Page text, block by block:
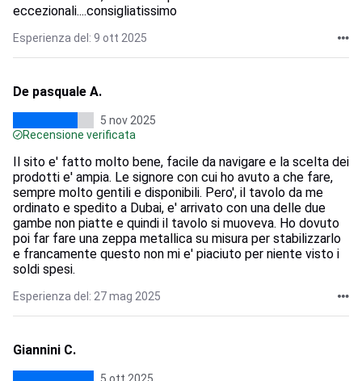
eccezionali....consigliatissimo
Esperienza del: 9 ott 2025
De pasquale A.
5 nov 2025
Recensione verificata
Il sito e' fatto molto bene, facile da navigare e la scelta dei
prodotti e' ampia. Le signore con cui ho avuto a che fare,
sempre molto gentili e disponibili. Pero', il tavolo da me
ordinato e spedito a Dubai, e' arrivato con una delle due
gambe non piatte e quindi il tavolo si muoveva. Ho dovuto
poi far fare una zeppa metallica su misura per stabilizzarlo
e francamente questo non mi e' piaciuto per niente visto i
soldi spesi.
Esperienza del: 27 mag 2025
Giannini C.